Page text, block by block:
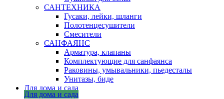
САНТЕХНИКА
Гусаки, лейки, шланги
Полотенцесушители
Смесители
САНФАЯНС
Арматура, клапаны
Комплектующие для санфаянса
Раковины, умывальники, пьедесталы
Унитазы, биде
Для дома и сада
Для дома и сада